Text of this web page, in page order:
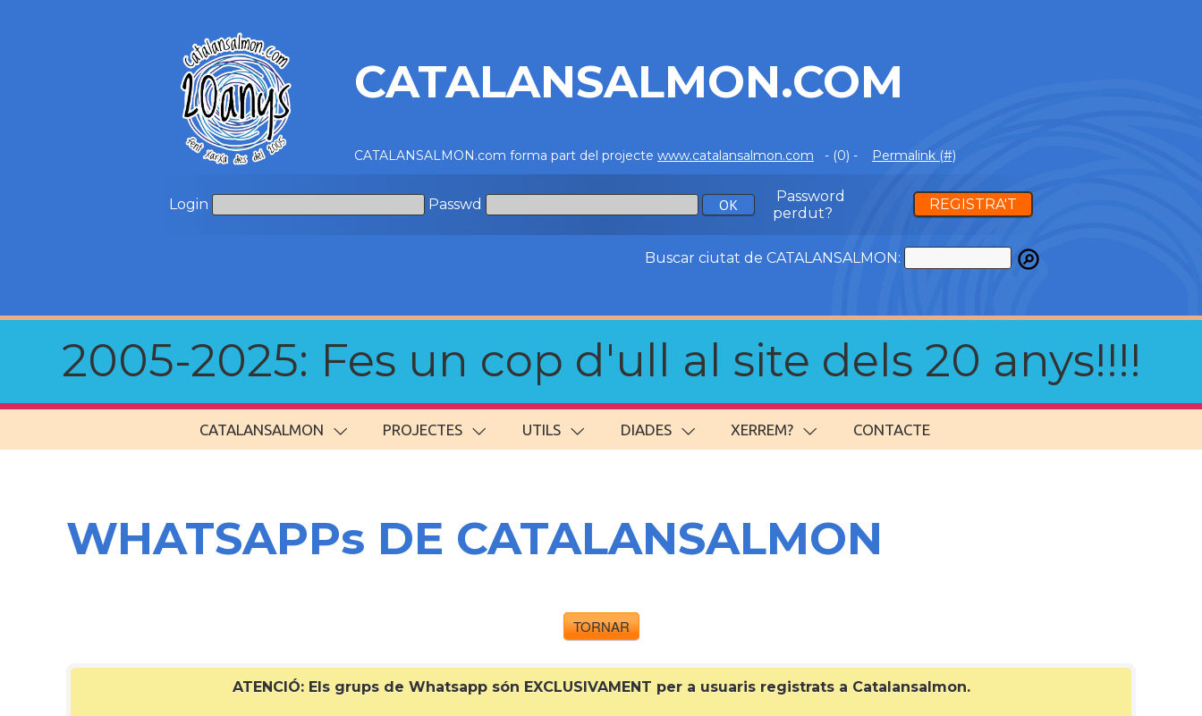
CATALANSALMON.COM
CATALANSALMON.com forma part del projecte www.catalansalmon.com - (0) - Permalink (#)
Login Passwd
Password
perdut?
REGISTRA'T
Buscar ciutat de CATALANSALMON:
2005-2025: Fes un cop d'ull al site dels 20 anys!!!!
CATALANSALMON PROJECTES UTILS DIADES XERREM? CONTACTE
WHATSAPPs DE CATALANSALMON
TORNAR
ATENCIÓ: Els grups de Whatsapp són EXCLUSIVAMENT per a usuaris registrats a Catalansalmon.